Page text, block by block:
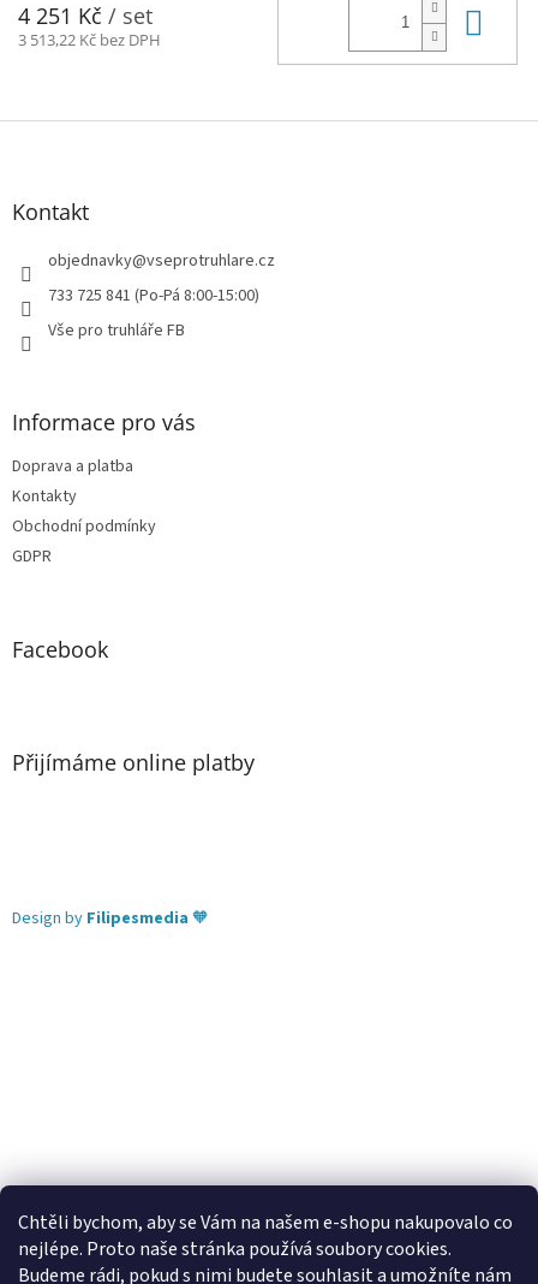
Chtěli bychom, aby se Vám na našem e-shopu nakupovalo co
nejlépe. Proto naše stránka používá soubory cookies.
Budeme rádi, pokud s nimi budete souhlasit a umožníte nám
4 251 Kč / set
3 513,22 Kč bez DPH
Z
Kontakt
objednavky@vseprotruhlare.cz
733 725 841 (Po-Pá 8:00-15:00)
Vše pro truhláře FB
Informace pro vás
Doprava a platba
Kontakty
Obchodní podmínky
GDPR
Facebook
Přijímáme online platby
Design by Filipesmedia 🧡
Lekva nábytek ubytování pod Pálavou kování Tulip
úchytky Gamet
úchytky Siro Blum - perfecting motion